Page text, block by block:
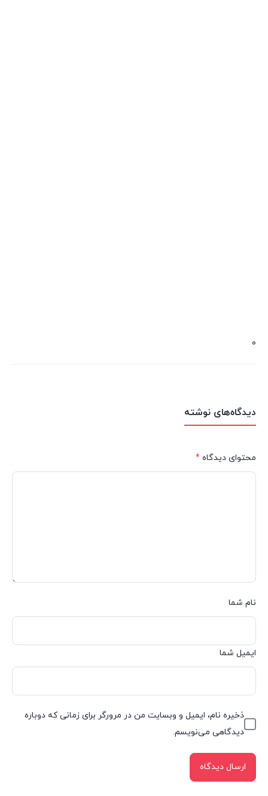
0
دیدگاه‌های نوشته
محتوای دیدگاه *
نام شما
ایمیل شما
ذخیره نام، ایمیل و وبسایت من در مرورگر برای زمانی که دوباره
دیدگاهی می‌نویسم.